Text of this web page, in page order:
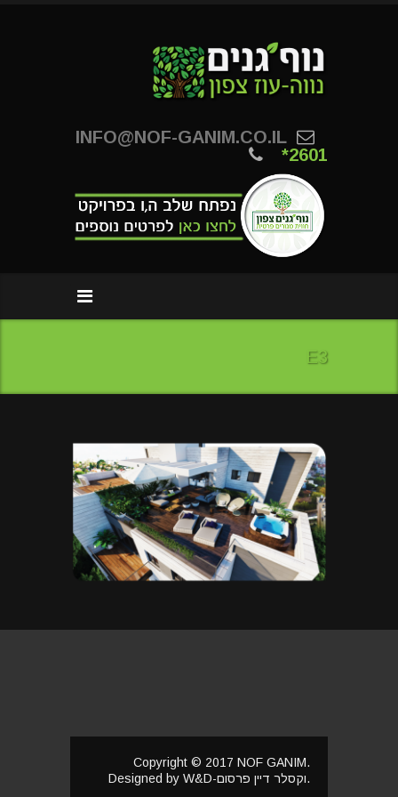
INFO@NOF-GANIM.CO.IL
*2601
E3
Copyright © 2017 NOF GANIM.
Designed by W&D-וקסלר דיין פרסום.